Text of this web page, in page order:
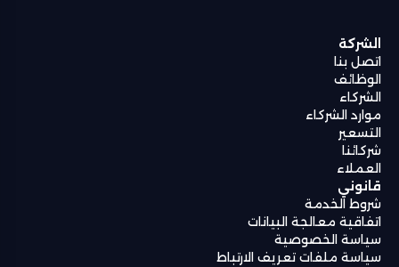
الشركة
اتصل بنا
الوظائف
الشركاء
موارد الشركاء
التسعير
شركائنا
العملاء
قانوني
شروط الخدمة
اتفاقية معالجة البيانات
سياسة الخصوصية
سياسة ملفات تعريف الارتباط